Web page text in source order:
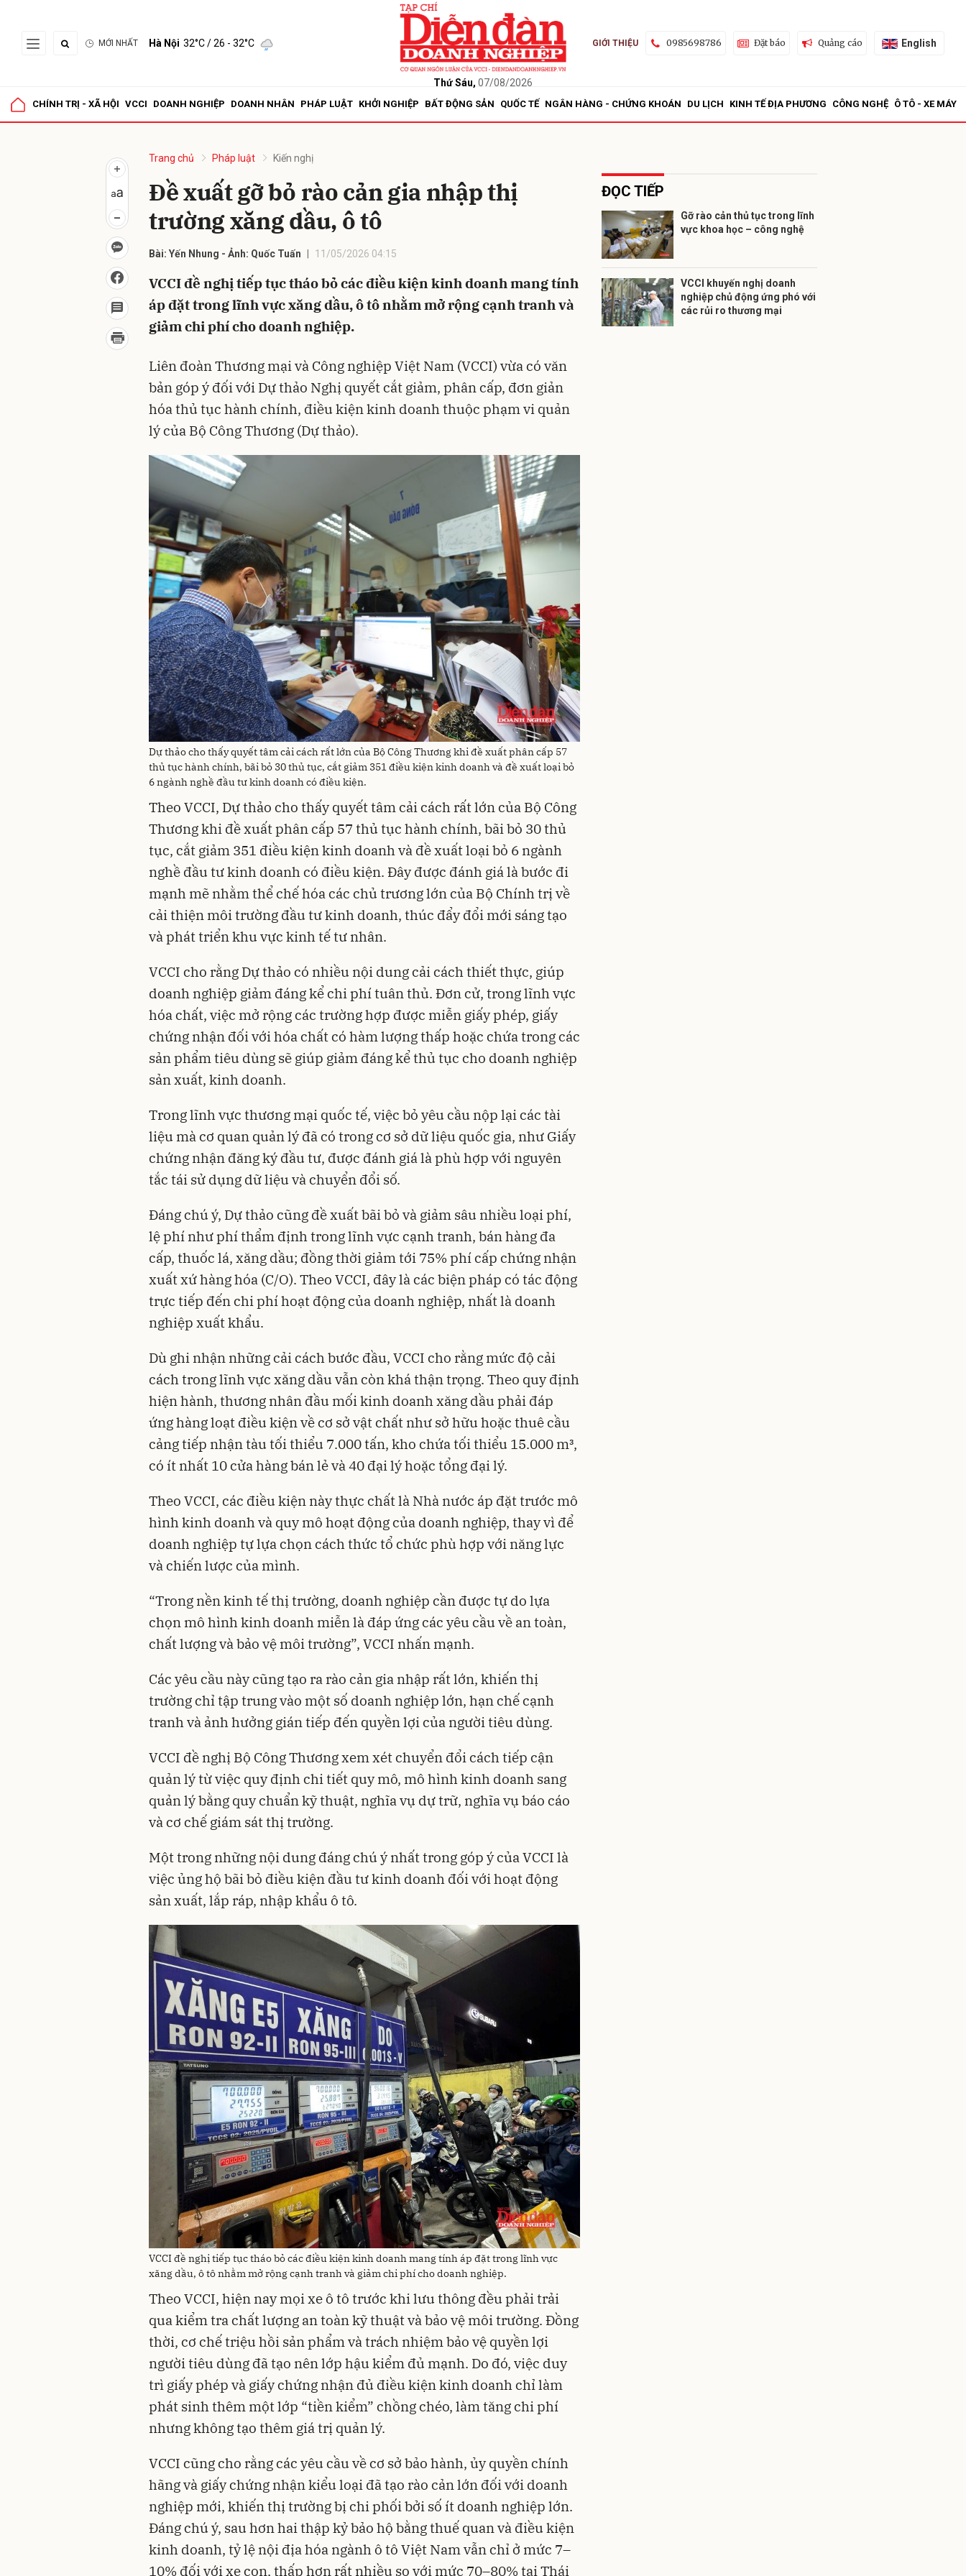
MỚI NHẤT Hà Nội 32°C/ 26 - 32°C
Thứ Sáu, 07/08/2026
GIỚI THIỆU 0985698786 Đặt báo Quảng cáo English
CHÍNH TRỊ - XÃ HỘI VCCI DOANH NGHIỆP DOANH NHÂN PHÁP LUẬT KHỞI NGHIỆP BẤT ĐỘNG SẢN QUỐC TẾ NGÂN HÀNG - CHỨNG KHOÁN DU LỊCH KINH TẾ ĐỊA PHƯƠNG CÔNG NGHỆ Ô TÔ - XE MÁY
Trang chủ Pháp luật Kiến nghị
Đề xuất gỡ bỏ rào cản gia nhập thị
trường xăng dầu, ô tô
Bài: Yến Nhung - Ảnh: Quốc Tuấn 11/05/2026 04:15
VCCI đề nghị tiếp tục tháo bỏ các điều kiện kinh doanh mang tính
áp đặt trong lĩnh vực xăng dầu, ô tô nhằm mở rộng cạnh tranh và
giảm chi phí cho doanh nghiệp.
Liên đoàn Thương mại và Công nghiệp Việt Nam (VCCI) vừa có văn
bản góp ý đối với Dự thảo Nghị quyết cắt giảm, phân cấp, đơn giản
hóa thủ tục hành chính, điều kiện kinh doanh thuộc phạm vi quản
lý của Bộ Công Thương (Dự thảo).
Dự thảo cho thấy quyết tâm cải cách rất lớn của Bộ Công Thương khi đề xuất phân cấp 57
thủ tục hành chính, bãi bỏ 30 thủ tục, cắt giảm 351 điều kiện kinh doanh và đề xuất loại bỏ
6 ngành nghề đầu tư kinh doanh có điều kiện.
Theo VCCI, Dự thảo cho thấy quyết tâm cải cách rất lớn của Bộ Công
Thương khi đề xuất phân cấp 57 thủ tục hành chính, bãi bỏ 30 thủ
tục, cắt giảm 351 điều kiện kinh doanh và đề xuất loại bỏ 6 ngành
nghề đầu tư kinh doanh có điều kiện. Đây được đánh giá là bước đi
mạnh mẽ nhằm thể chế hóa các chủ trương lớn của Bộ Chính trị về
cải thiện môi trường đầu tư kinh doanh, thúc đẩy đổi mới sáng tạo
và phát triển khu vực kinh tế tư nhân.
VCCI cho rằng Dự thảo có nhiều nội dung cải cách thiết thực, giúp
doanh nghiệp giảm đáng kể chi phí tuân thủ. Đơn cử, trong lĩnh vực
hóa chất, việc mở rộng các trường hợp được miễn giấy phép, giấy
chứng nhận đối với hóa chất có hàm lượng thấp hoặc chứa trong các
sản phẩm tiêu dùng sẽ giúp giảm đáng kể thủ tục cho doanh nghiệp
sản xuất, kinh doanh.
Trong lĩnh vực thương mại quốc tế, việc bỏ yêu cầu nộp lại các tài
liệu mà cơ quan quản lý đã có trong cơ sở dữ liệu quốc gia, như Giấy
chứng nhận đăng ký đầu tư, được đánh giá là phù hợp với nguyên
tắc tái sử dụng dữ liệu và chuyển đổi số.
Đáng chú ý, Dự thảo cũng đề xuất bãi bỏ và giảm sâu nhiều loại phí,
lệ phí như phí thẩm định trong lĩnh vực cạnh tranh, bán hàng đa
cấp, thuốc lá, xăng dầu; đồng thời giảm tới 75% phí cấp chứng nhận
xuất xứ hàng hóa (C/O). Theo VCCI, đây là các biện pháp có tác động
trực tiếp đến chi phí hoạt động của doanh nghiệp, nhất là doanh
nghiệp xuất khẩu.
Dù ghi nhận những cải cách bước đầu, VCCI cho rằng mức độ cải
cách trong lĩnh vực xăng dầu vẫn còn khá thận trọng. Theo quy định
hiện hành, thương nhân đầu mối kinh doanh xăng dầu phải đáp
ứng hàng loạt điều kiện về cơ sở vật chất như sở hữu hoặc thuê cầu
cảng tiếp nhận tàu tối thiểu 7.000 tấn, kho chứa tối thiểu 15.000 m³,
có ít nhất 10 cửa hàng bán lẻ và 40 đại lý hoặc tổng đại lý.
Theo VCCI, các điều kiện này thực chất là Nhà nước áp đặt trước mô
hình kinh doanh và quy mô hoạt động của doanh nghiệp, thay vì để
doanh nghiệp tự lựa chọn cách thức tổ chức phù hợp với năng lực
và chiến lược của mình.
“Trong nền kinh tế thị trường, doanh nghiệp cần được tự do lựa
chọn mô hình kinh doanh miễn là đáp ứng các yêu cầu về an toàn,
chất lượng và bảo vệ môi trường”, VCCI nhấn mạnh.
Các yêu cầu này cũng tạo ra rào cản gia nhập rất lớn, khiến thị
trường chỉ tập trung vào một số doanh nghiệp lớn, hạn chế cạnh
tranh và ảnh hưởng gián tiếp đến quyền lợi của người tiêu dùng.
VCCI đề nghị Bộ Công Thương xem xét chuyển đổi cách tiếp cận
quản lý từ việc quy định chi tiết quy mô, mô hình kinh doanh sang
quản lý bằng quy chuẩn kỹ thuật, nghĩa vụ dự trữ, nghĩa vụ báo cáo
và cơ chế giám sát thị trường.
Một trong những nội dung đáng chú ý nhất trong góp ý của VCCI là
việc ủng hộ bãi bỏ điều kiện đầu tư kinh doanh đối với hoạt động
sản xuất, lắp ráp, nhập khẩu ô tô.
VCCI đề nghị tiếp tục tháo bỏ các điều kiện kinh doanh mang tính áp đặt trong lĩnh vực
xăng dầu, ô tô nhằm mở rộng cạnh tranh và giảm chi phí cho doanh nghiệp.
Theo VCCI, hiện nay mọi xe ô tô trước khi lưu thông đều phải trải
qua kiểm tra chất lượng an toàn kỹ thuật và bảo vệ môi trường. Đồng
thời, cơ chế triệu hồi sản phẩm và trách nhiệm bảo vệ quyền lợi
người tiêu dùng đã tạo nên lớp hậu kiểm đủ mạnh. Do đó, việc duy
trì giấy phép và giấy chứng nhận đủ điều kiện kinh doanh chỉ làm
phát sinh thêm một lớp “tiền kiểm” chồng chéo, làm tăng chi phí
nhưng không tạo thêm giá trị quản lý.
VCCI cũng cho rằng các yêu cầu về cơ sở bảo hành, ủy quyền chính
hãng và giấy chứng nhận kiểu loại đã tạo rào cản lớn đối với doanh
nghiệp mới, khiến thị trường bị chi phối bởi số ít doanh nghiệp lớn.
Đáng chú ý, sau hơn hai thập kỷ bảo hộ bằng thuế quan và điều kiện
kinh doanh, tỷ lệ nội địa hóa ngành ô tô Việt Nam vẫn chỉ ở mức 7–
10% đối với xe con, thấp hơn rất nhiều so với mức 70–80% tại Thái
ĐỌC TIẾP
Gỡ rào cản thủ tục trong lĩnh
vực khoa học – công nghệ
VCCI khuyến nghị doanh
nghiệp chủ động ứng phó với
các rủi ro thương mại
Gửi